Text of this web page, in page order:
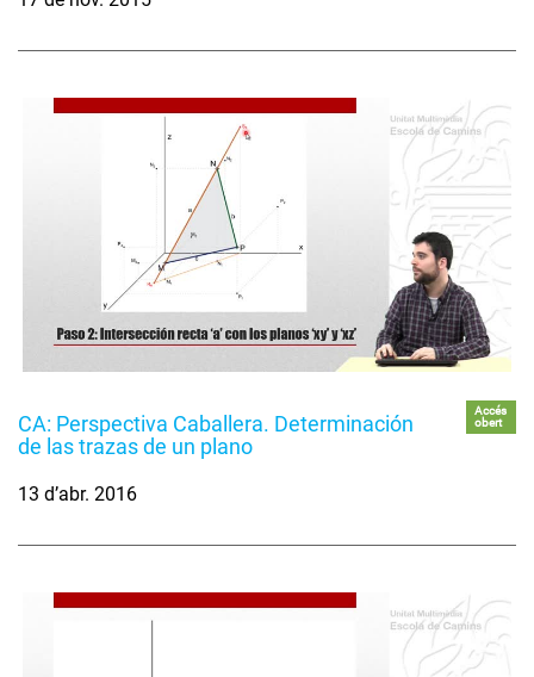
CA: Perspectiva Caballera. Determinación
de las trazas de un plano
Accés
obert
13 d’abr. 2016